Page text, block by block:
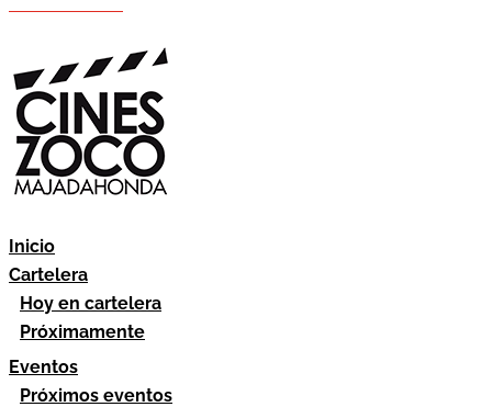
Inicio
Cartelera
Hoy en cartelera
Próximamente
Eventos
Próximos eventos